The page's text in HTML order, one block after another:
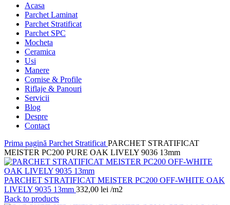
Acasa
Parchet Laminat
Parchet Stratificat
Parchet SPC
Mocheta
Ceramica
Usi
Manere
Cornise & Profile
Riflaje & Panouri
Servicii
Blog
Despre
Contact
Prima pagină Parchet Stratificat PARCHET STRATIFICAT
MEISTER PC200 PURE OAK LIVELY 9036 13mm
PARCHET STRATIFICAT MEISTER PC200 OFF-WHITE OAK
LIVELY 9035 13mm 332,00 lei /m2
Back to products